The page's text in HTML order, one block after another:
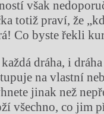
však
totiž praví, že
Co byste řekli
dráha, i
na vlastní
jinak než
všechno, co jim